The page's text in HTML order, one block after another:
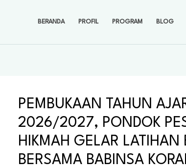
BERANDA PROFIL PROGRAM BLOG
PEMBUKAAN TAHUN
2026/2027, PONDOK
HIKMAH GELAR LATIHAN
BERSAMA BABINSA